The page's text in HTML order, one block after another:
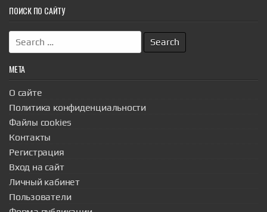
ПОИСК ПО САЙТУ
Search
for:
МЕТА
О сайте
Политика конфиденциальности
Файлы cookies
Контакты
Регистрация
Вход на сайт
Личный кабинет
Пользователи